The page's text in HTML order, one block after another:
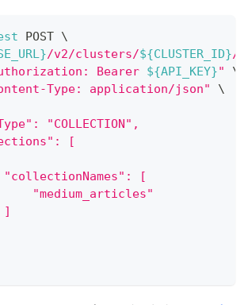
POST \
/v2/clusters/${CLUSTER_ID}/
Bearer ${API_KEY}"
\
Type: application/json"
\
"COLLECTION",
[
[
"medium_articles"